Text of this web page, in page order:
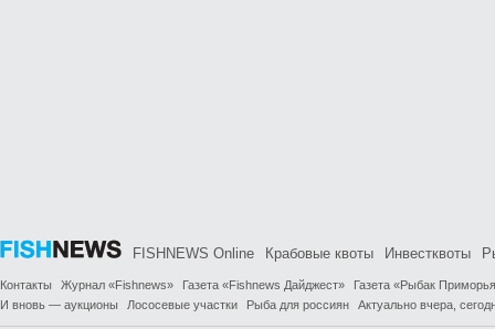
FISHNEWS Online Крабовые квоты Инвестквоты
Контакты Журнал «Fishnews» Газета «Fishnews Дайджест»
Газета «Рыбак
И вновь — аукционы
Лососевые участки Рыба для россиян Актуально вчера,